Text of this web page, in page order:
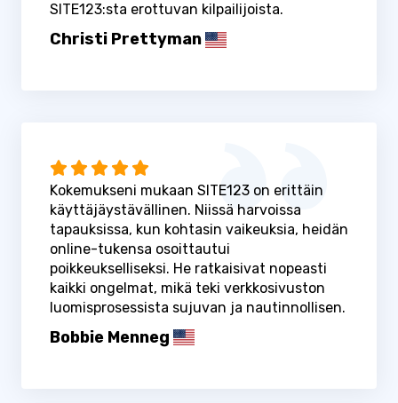
SITE123:sta erottuvan kilpailijoista.
Christi Prettyman
Kokemukseni mukaan SITE123 on erittäin
käyttäjäystävällinen. Niissä harvoissa
tapauksissa, kun kohtasin vaikeuksia, heidän
online-tukensa osoittautui
poikkeukselliseksi. He ratkaisivat nopeasti
kaikki ongelmat, mikä teki verkkosivuston
luomisprosessista sujuvan ja nautinnollisen.
Bobbie Menneg